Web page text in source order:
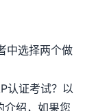
选择两个做
证考试？以
介绍，如果您